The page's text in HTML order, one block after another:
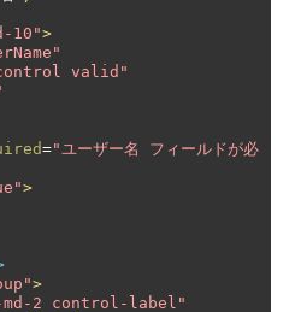
10">
valid"
="ユーザー名 フィールドが必
>
>
2 control-label"